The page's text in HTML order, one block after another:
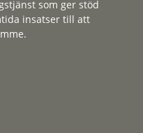
som ger stöd
insatser till att